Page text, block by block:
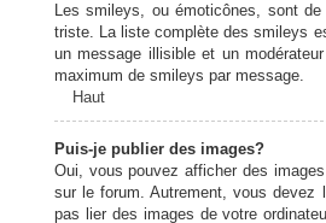
Les smileys, ou émoticônes, sont
triste. La liste complète des smileys
un message illisible et un
maximum de smileys par message.
Haut
Puis-je publier des images?
Oui, vous pouvez afficher des
sur le forum. Autrement, vous devez
pas lier des images de votre